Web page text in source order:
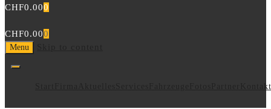
CHF0.000
CHF0.000
Menu
Kontakt